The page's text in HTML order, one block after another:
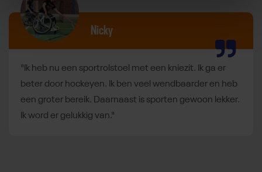
Nicky
"Ik heb nu een sportrolstoel met een kniezit. Ik ga er
beter door hockeyen. Ik ben veel wendbaarder en heb
een groter bereik. Daarnaast is sporten gewoon lekker.
Ik word er gelukkig van."